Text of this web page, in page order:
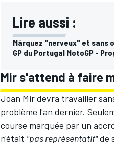
Lire aussi :
Márquez "nerveux" et sans
GP du Portugal MotoGP -
Mir s'attend à faire
Joan Mir devra travailler
problème l'an dernier.
course marquée par un
n'était "pas représentatif"de